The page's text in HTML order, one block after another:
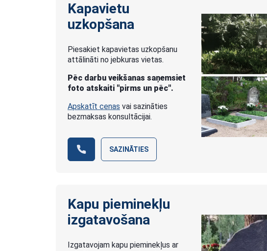
Kapavietu
uzkopšana
Piesakiet kapavietas uzkopšanu
attālināti no jebkuras vietas.
Pēc darbu veikšanas saņemsiet
foto atskaiti "pirms un pēc".
Apskatīt cenas vai sazināties
bezmaksas konsultācijai.
SAZINĀTIES
Kapu pieminekļu
izgatavošana
Izgatavojam kapu pieminekļus ar